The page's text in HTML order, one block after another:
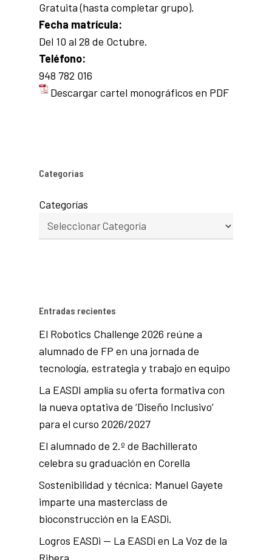
Gratuita (hasta completar grupo).
Fecha matrícula:
Del 10 al 28 de Octubre.
Teléfono:
948 782 016
Descargar cartel monográficos en PDF
Categorías
Categorías
Entradas recientes
El Robotics Challenge 2026 reúne a
alumnado de FP en una jornada de
tecnología, estrategia y trabajo en equipo
La EASDI amplía su oferta formativa con
la nueva optativa de ‘Diseño Inclusivo’
para el curso 2026/2027
El alumnado de 2.º de Bachillerato
celebra su graduación en Corella
Sostenibilidad y técnica: Manuel Gayete
imparte una masterclass de
bioconstrucción en la EASDi.
Logros EASDi — La EASDi en La Voz de la